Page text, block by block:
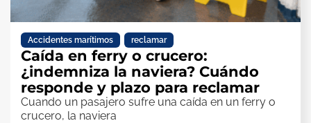
Accidentes marítimos reclamar
Caída en ferry o crucero:
¿indemniza la naviera? Cuándo
responde y plazo para reclamar
Cuando un pasajero sufre una caída en un ferry o
crucero, la naviera